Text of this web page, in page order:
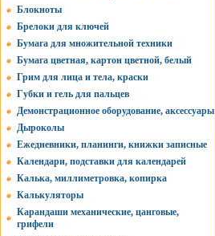
Блокноты
Брелоки для ключей
Бумага для множительной техники
Бумага цветная, картон цветной, белый
Грим для лица и тела, краски
Губки и гель для пальцев
Демонстрационное оборудование, аксессуары
Дыроколы
Ежедневники, планинги, книжки записные
Календари, подставки для календарей
Калька, миллиметровка, копирка
Калькуляторы
Карандаши механические, цанговые,
грифели